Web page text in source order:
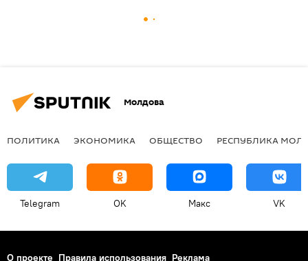
Молдова
ПОЛИТИКА ЭКОНОМИКА ОБЩЕСТВО РЕСПУБЛИКА
Telegram OK Макс VK
О проекте Правила использования Реклама